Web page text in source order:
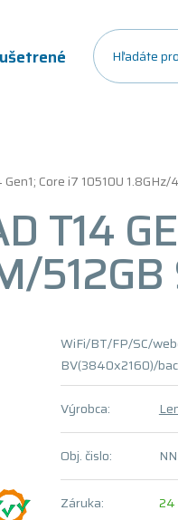
Core i7 10510U
T14
WiFi/BT/FP/SC/
BV(3840x2160)/
Výrobca:
Obj. čislo:
Záruka: 24